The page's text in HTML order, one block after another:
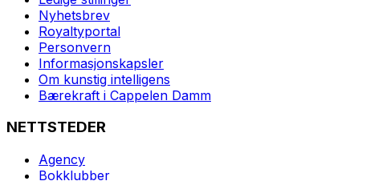
Nyhetsbrev
Royaltyportal
Personvern
Informasjonskapsler
Om kunstig intelligens
Bærekraft i Cappelen Damm
NETTSTEDER
Agency
Bokklubber